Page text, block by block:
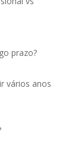
prazo?
vários anos